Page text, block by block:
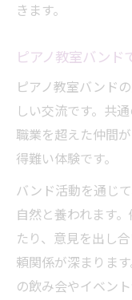
きます。
ピアノ教室バン
ピアノ教室バンド
しい交流です。共
職業を超えた仲間
得難い体験です。
バンド活動を通じ
自然と養われます
たり、意見を出し
頼関係が深まりま
の飲み会やイベン